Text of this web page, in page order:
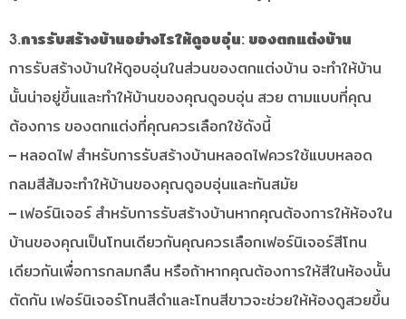
3.การรับสร้างบ้านอย่างไรให้ดูอบอุ่น: ของตกแต่งบ้าน
การรับสร้างบ้านให้ดูอบอุ่นในส่วนของตกแต่งบ้าน จะทำให้บ้าน
นั้นน่าอยู่ขึ้นและทำให้บ้านของคุณดูอบอุ่น สวย ตามแบบที่คุณ
ต้องการ ของตกแต่งที่คุณควรเลือกใช้ดังนี้
– หลอดไฟ สำหรับการรับสร้างบ้านหลอดไฟควรใช้แบบหลอด
กลมสีส้มจะทำให้บ้านของคุณดูอบอุ่นและทันสมัย
– เฟอร์นิเจอร์ สำหรับการรับสร้างบ้านหากคุณต้องการให้ห้องใน
บ้านของคุณเป็นโทนเดียวกันคุณควรเลือกเฟอร์นิเจอร์สีโทน
เดียวกันเพื่อการกลมกลืน หรือถ้าหากคุณต้องการให้สีในห้องนั้น
ตัดกัน เฟอร์นิเจอร์โทนสีดำและโทนสีขาวจะช่วยให้ห้องดูสวยขึ้น